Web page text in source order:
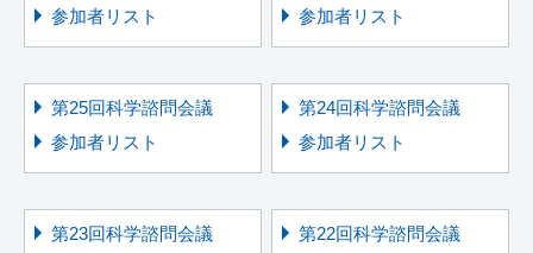
参加者リスト
参加者リスト
第25回科学諮問会議
参加者リスト
第24回科学諮問会議
参加者リスト
第23回科学諮問会議
第22回科学諮問会議